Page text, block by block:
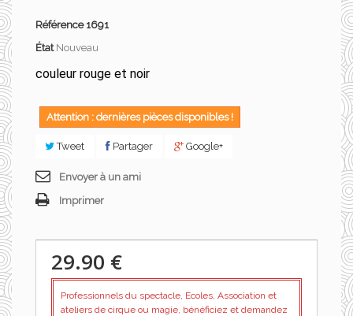
Référence 1691
État Nouveau
couleur rouge et noir
Attention : dernières pièces disponibles !
Tweet Partager Google+
Envoyer à un ami
Imprimer
29.90 €
Professionnels du spectacle, Ecoles, Association et
ateliers de cirque ou magie, bénéficiez et demandez